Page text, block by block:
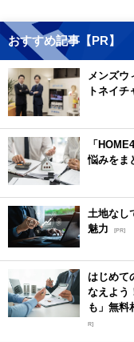
おすすめ記事【PR】
メンズ
トネイチ
「
悩みをま
土地なし
魅力
[PR]
はじめて
なえよう
も」無料
R]